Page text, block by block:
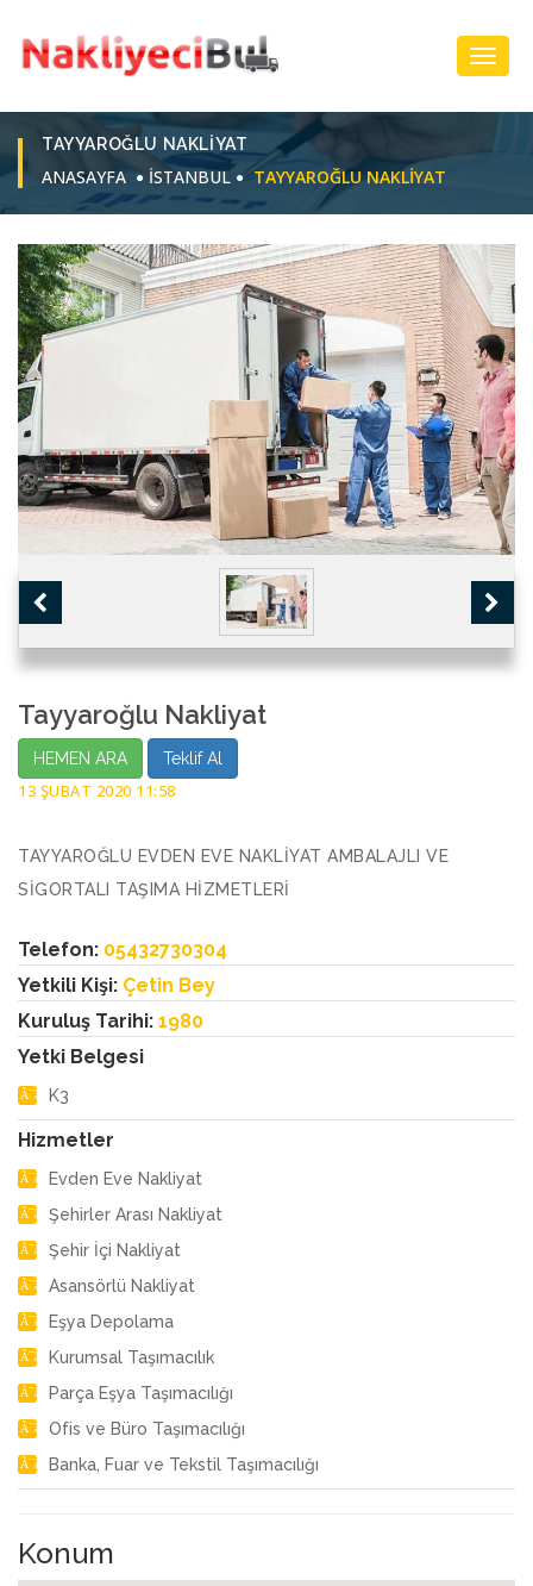
TAYYAROĞLU NAKLIYAT
ANASAYFA İSTANBUL TAYYAROĞLU NAKLIYAT
Tayyaroğlu Nakliyat
HEMEN ARA Teklif Al
13 ŞUBAT 2020 11:58
TAYYAROĞLU EVDEN EVE NAKLİYAT AMBALAJLI VE
SİGORTALI TAŞIMA HİZMETLERİ
Telefon: 05432730304
Yetkili Kişi: Çetin Bey
Kuruluş Tarihi: 1980
Yetki Belgesi
K3
Hizmetler
Evden Eve Nakliyat
Şehirler Arası Nakliyat
Şehir İçi Nakliyat
Asansörlü Nakliyat
Eşya Depolama
Kurumsal Taşımacılık
Parça Eşya Taşımacılığı
Ofis ve Büro Taşımacılığı
Banka, Fuar ve Tekstil Taşımacılığı
Konum